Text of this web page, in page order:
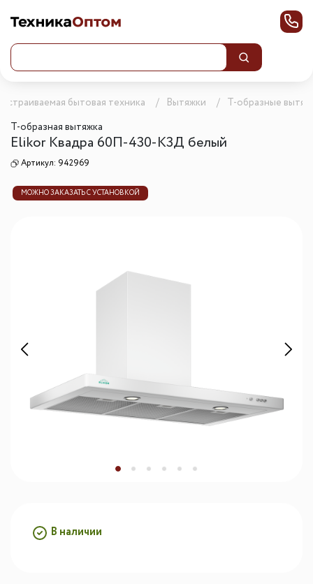
Встраиваемая бытовая техника Вытяжки
Т-образные
Т-образная вытяжка
Elikor Квадра 60П-430-К3Д белый
Артикул: 942969
МОЖНО ЗАКАЗАТЬ С УСТАНОВКОЙ
В наличии